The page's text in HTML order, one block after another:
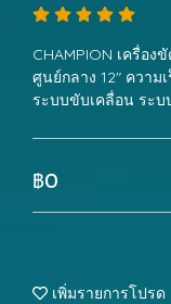
CHAMPION เครื่อง
ศูนย์กลาง 12" ความ
ระบบขับเคลื่อน ระ
฿0
เพิ่มรายการโปรด